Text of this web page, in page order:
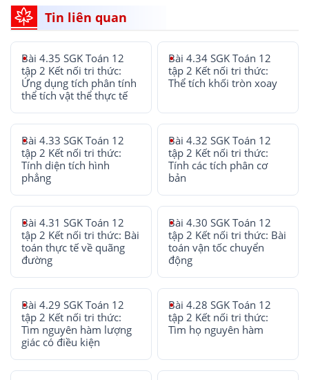
Tin liên quan
Bài 4.35 SGK Toán 12
tập 2 Kết nối tri thức:
Ứng dụng tích phân tính
thể tích vật thể thực tế
Bài 4.34 SGK Toán 12
tập 2 Kết nối tri thức:
Thể tích khối tròn xoay
Bài 4.33 SGK Toán 12
tập 2 Kết nối tri thức:
Tính diện tích hình
phẳng
Bài 4.32 SGK Toán 12
tập 2 Kết nối tri thức:
Tính các tích phân cơ
bản
Bài 4.31 SGK Toán 12
tập 2 Kết nối tri thức: Bài
toán thực tế về quãng
đường
Bài 4.30 SGK Toán 12
tập 2 Kết nối tri thức: Bài
toán vận tốc chuyển
động
Bài 4.29 SGK Toán 12
tập 2 Kết nối tri thức:
Tìm nguyên hàm lượng
giác có điều kiện
Bài 4.28 SGK Toán 12
tập 2 Kết nối tri thức:
Tìm họ nguyên hàm